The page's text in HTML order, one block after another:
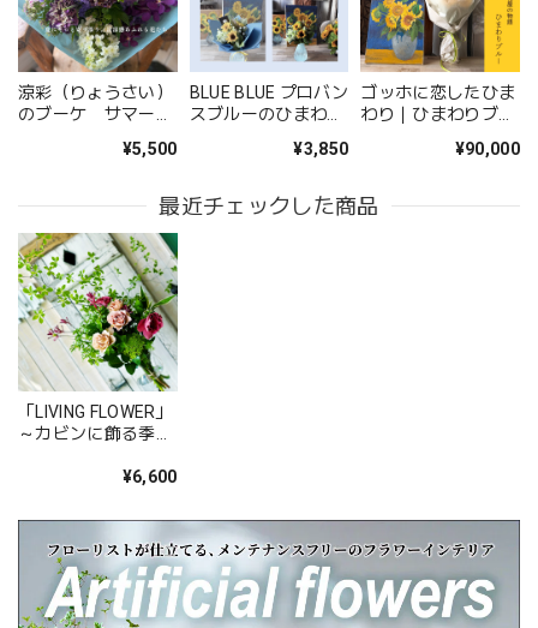
無事に届いたようです。 注文時に、間違えて記入してどう
しようと思っていた所に、丁寧な電話をいただき助かりまし
た。 送り先の友人から写真が送られてきましたが、とても
立派なアレンジメントで感激しました。 友人も喜んでいま
慮されていたようです。 お願いして良かったです。 また機
ました。
このたびは大切なご友人への贈り物に、当店の
お花をお選びいただき誠にありがとうございま
した。 また、ご友人にもお喜びいただけたとの
こと、そしてお送りしたアレンジメントを「立
派」とお褒めいただき、大変嬉しく拝見しまし
た。 配送についてもご満足いただけたようで何
よりです。 温かいお言葉を励みに、これからも
のご利用を心よりお待ちしております。 このた
心を伝える花 キモチ 「ありがとう ARIGATO」 6600
涼彩（りょうさい）
のブーケ サマーギ
寄り添う、清涼感あ
¥5,500
BLUE BLUE プロバン
スブルーのひまわり
¥3,850
ゴッホに恋したひま
わり｜ひまわりブー
ット｜畠山秀雄アト
¥90,000
最近チェックした商品
「LIVING FLOWER」
～カビンに飾る季節
季節の彩りと自然の
店舗・医院・サロ
ン・ホテル・レスト
ランなどのビジネス
空間の装飾にも最
適。
¥6,600